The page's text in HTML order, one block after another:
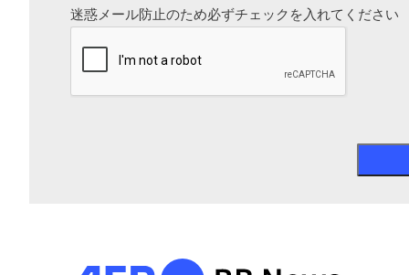
迷惑メール防止のため必ずチェックを入れてください